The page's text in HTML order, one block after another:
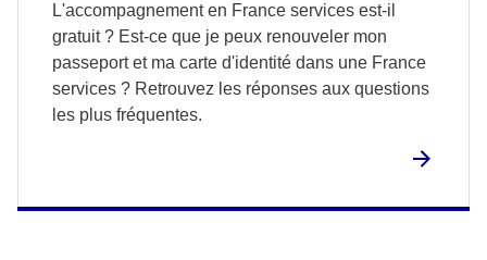
L'accompagnement en France services est-il
gratuit ? Est-ce que je peux renouveler mon
passeport et ma carte d'identité dans une France
services ? Retrouvez les réponses aux questions
les plus fréquentes.